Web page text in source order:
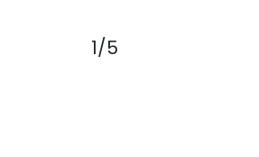
1/5